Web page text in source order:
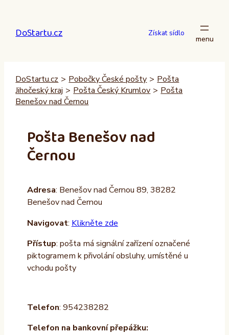
obsah
DoStartu.cz Získat sídlo
DoStartu.cz > Pobočky České pošty > Pošta
Jihočeský kraj > Pošta Český Krumlov > Pošta
Benešov nad Černou
Pošta Benešov nad
Černou
Adresa: Benešov nad Černou 89, 38282
Benešov nad Černou
Navigovat: Klikněte zde
Přístup: pošta má signální zařízení označené
piktogramem k přivolání obsluhy, umístěné u
vchodu pošty
Telefon: 954238282
Telefon na bankovní přepážku: